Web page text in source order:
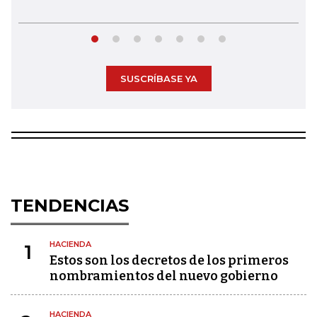
SUSCRÍBASE YA
TENDENCIAS
1 HACIENDA
Estos son los decretos de los primeros
nombramientos del nuevo gobierno
HACIENDA